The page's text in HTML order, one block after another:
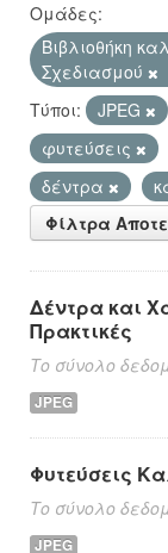
Ομάδες:
Βιβλιοθήκη
Σχεδιασμού
Τύποι:
JPEG
φυτεύσεις
δέντρα
Φίλτρα
Δέντρα και
Πρακτικές
Το σύνολο
JPEG
Φυτεύσεις
Το σύνολο
JPEG